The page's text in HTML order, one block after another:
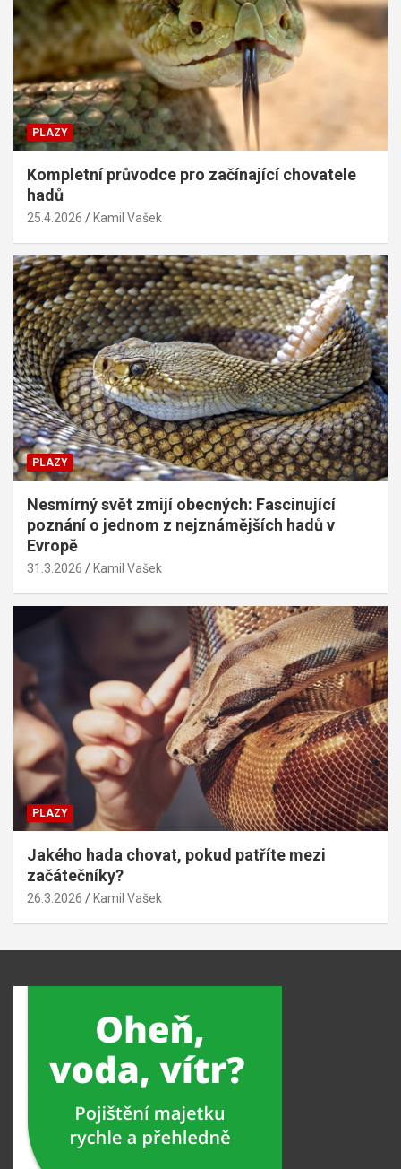
PLAZY
Kompletní průvodce pro začínající chovatele
hadů
25.4.2026 Kamil Vašek
PLAZY
Nesmírný svět zmijí obecných: Fascinující
poznání o jednom z nejznámějších hadů v
Evropě
31.3.2026 Kamil Vašek
PLAZY
Jakého hada chovat, pokud patříte mezi
začátečníky?
26.3.2026 Kamil Vašek